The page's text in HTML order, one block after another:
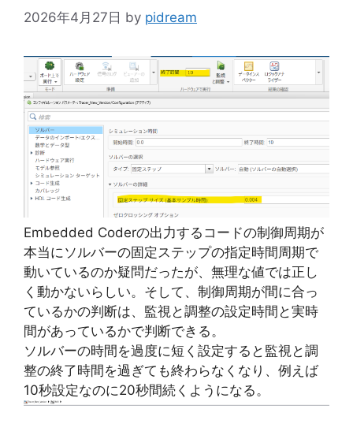
2026年4月27日 by pidream
Embedded Coderの出力するコードの制御周期が
本当にソルバーの固定ステップの指定時間周期で
動いているのか疑問だったが、無理な値では正し
く動かないらしい。そして、制御周期が間に合っ
ているかの判断は、監視と調整の設定時間と実時
間があっているかで判断できる。
ソルバーの時間を過度に短く設定すると監視と調
整の終了時間を過ぎても終わらなくなり、例えば
10秒設定なのに20秒間続くようになる。